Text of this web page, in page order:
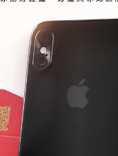
徵得法定代理人或監護人之同
經同意申辦者引起之損失，本
」時，將依據個別帳號之用戶
；若仍有額度不足之情形，本
或使用他人資訊註冊。若發現
權停止該用戶之使用額度並採
含以上)免運費
含以上)免運費
含以上)免運費